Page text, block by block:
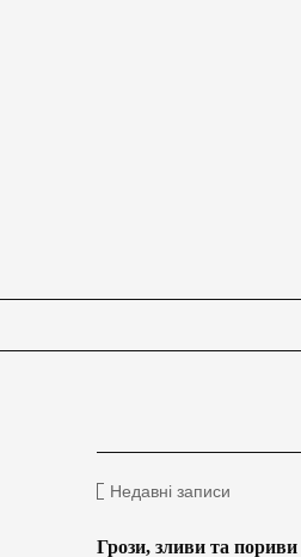
Недавні записи
Грози, зливи та пориви